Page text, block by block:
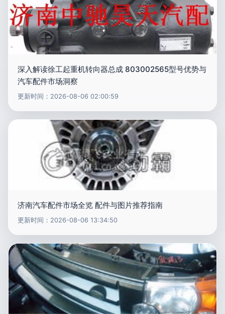
深入解读徐工起重机转向器总成 803002565型号优势与
汽车配件市场洞察
更新时间：2026-08-06 02:00:59
济南汽车配件市场全览 配件与图片推荐指南
更新时间：2026-08-06 13:34:50